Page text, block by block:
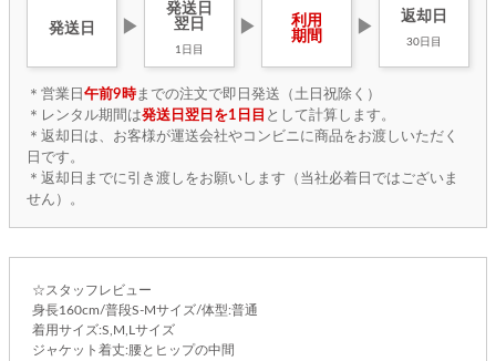
発送日 ▶
発送日
翌日
1日目
▶
利用
期間
▶
返却日
30日目
＊営業日 午前9時までの注文で即日発送（土日祝除く）
＊レンタル期間は発送日翌日を1日目 として計算します。
＊返却日は、お客様が運送会社やコンビニに商品をお渡しいただく
日です。
＊返却日までに引き渡しをお願いします（当社必着日ではございま
せん）。
☆スタッフレビュー
身長160cm/普段S-Mサイズ/体型:普通
着用サイズ:S,M,Lサイズ
ジャケット着丈:腰とヒップの中間